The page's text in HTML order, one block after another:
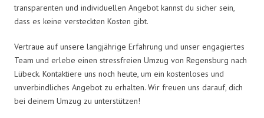
transparenten und individuellen Angebot kannst du sicher sein,
dass es keine versteckten Kosten gibt.
Vertraue auf unsere langjährige Erfahrung und unser engagiertes
Team und erlebe einen stressfreien Umzug von Regensburg nach
Lübeck. Kontaktiere uns noch heute, um ein kostenloses und
unverbindliches Angebot zu erhalten. Wir freuen uns darauf, dich
bei deinem Umzug zu unterstützen!